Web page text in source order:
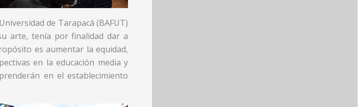
de Tarapacá (BAFUT)
arte, tenía por finalidad dar a
es aumentar la equidad,
en la educación media y
en el establecimiento